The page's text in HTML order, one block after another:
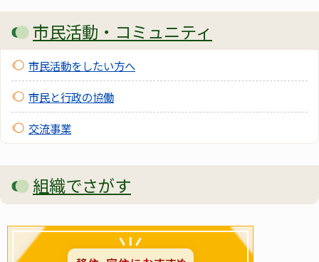
市民活動・コミュニティ
市民活動をしたい方へ
市民と行政の協働
交流事業
組織でさがす